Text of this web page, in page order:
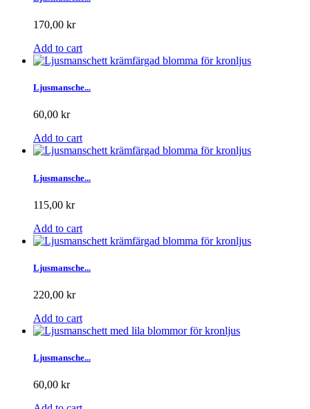
170,00 kr
Add to cart
Ljusmansche...
60,00 kr
Add to cart
Ljusmansche...
115,00 kr
Add to cart
Ljusmansche...
220,00 kr
Add to cart
Ljusmansche...
60,00 kr